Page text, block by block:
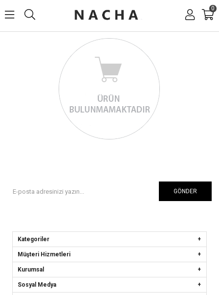
0
GÖNDER
Kategoriler
Müşteri Hizmetleri
Kurumsal
Sosyal Medya